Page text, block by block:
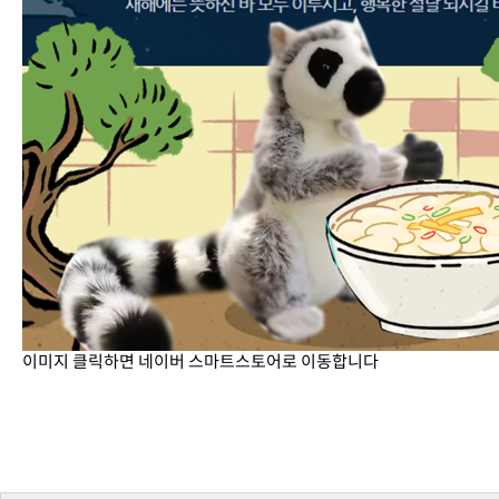
이미지 클릭하면 네이버 스마트스토어로 이동합니다